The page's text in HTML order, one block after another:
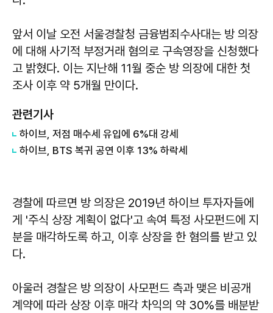
앞서 이날 오전 서울경찰청 금융범죄수사대는 방 의장
에 대해 사기적 부정거래 혐의로 구속영장을 신청했다
고 밝혔다. 이는 지난해 11월 중순 방 의장에 대한 첫
조사 이후 약 5개월 만이다.
관련기사
하이브, 저점 매수세 유입에 6%대 강세
하이브, BTS 복귀 공연 이후 13% 하락세
경찰에 따르면 방 의장은 2019년 하이브 투자자들에
게 '주식 상장 계획이 없다'고 속여 특정 사모펀드에 지
분을 매각하도록 하고, 이후 상장을 한 혐의를 받고 있
다.
아울러 경찰은 방 의장이 사모펀드 측과 맺은 비공개
계약에 따라 상장 이후 매각 차익의 약 30%를 배분받